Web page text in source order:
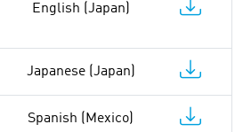
English (Japan)
Japanese (Japan)
Spanish (Mexico)